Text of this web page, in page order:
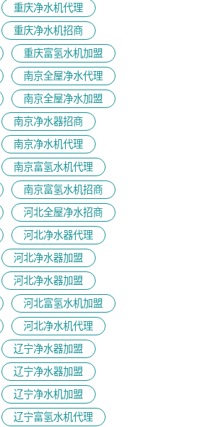
重庆净水机代理
重庆净水机招商
重庆富氢水机加盟
南京全屋净水代理
南京全屋净水加盟
南京净水器招商
南京净水机代理
南京富氢水机代理
南京富氢水机招商
河北全屋净水招商
河北净水器代理
河北净水器加盟
河北净水器加盟
河北富氢水机加盟
河北净水机代理
辽宁净水器加盟
辽宁净水器加盟
辽宁净水机加盟
辽宁富氢水机代理